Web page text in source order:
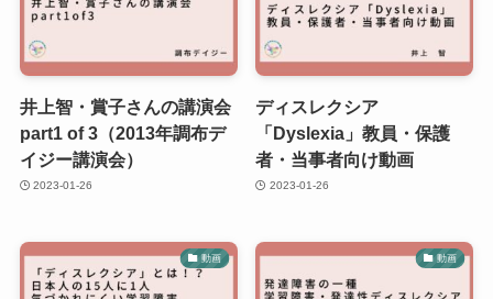
井上智・賞子さんの講演会
part1 of 3（2013年調布デ
イジー講演会）
2023-01-26
ディスレクシア
「Dyslexia」教員・保護
者・当事者向け動画
2023-01-26
動画 動画